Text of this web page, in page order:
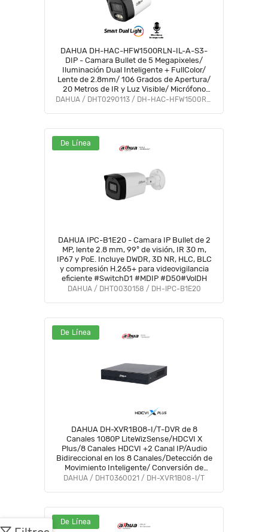
DAHUA DH-HAC-HFW1500RLN-IL-A-S3-
DIP - Camara Bullet de 5 Megapixeles/
Iluminación Dual Inteligente + FullColor/
Lente de 2.8mm/ 106 Grados de Apertura/
20 Metros de IR y Luz Visible/ Micrófono
Integrado/ IP67/ Soporta:
DAHUA / DHT0290113 / DH-HAC-HFW1500RLN-IL-A-S3-DIP
De Línea
DAHUA IPC-B1E20 - Camara IP Bullet de 2
MP, lente 2.8 mm, 99° de visión, IR 30 m,
IP67 y PoE. Incluye DWDR, 3D NR, HLC, BLC
y compresión H.265+ para videovigilancia
eficiente #SwitchD1 #MDIP #D50#VolDH
DAHUA / DHT0030158 / DH-IPC-B1E20
De Línea
DAHUA DH-XVR1B08-I/T-DVR de 8
Canales 1080P LiteWizSense/HDCVI X
Plus/8 Canales HDCVI +2 Canal IP/Audio
Bidireccional en los 8 Canales/Detección de
Movimiento Inteligente/ Conversión de
Hasta 10 Canales IP/ Decodificación de
DAHUA / DHT0360021 / DH-XVR1B08-I/T
De Línea